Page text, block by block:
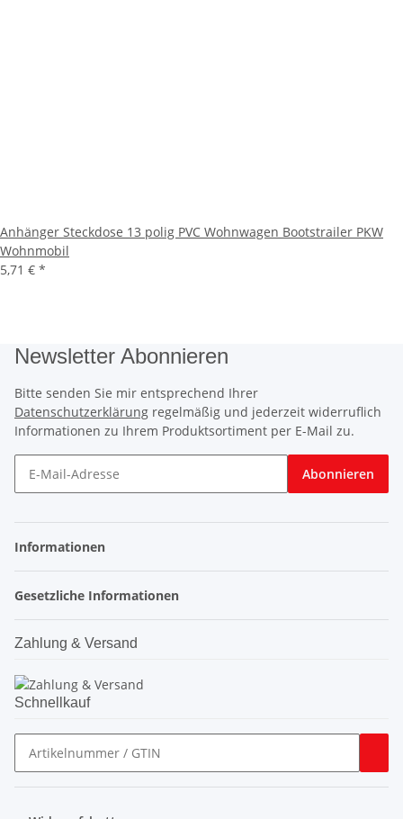
Anhänger Steckdose 13 polig PVC Wohnwagen Bootstrailer PKW
Wohnmobil
5,71 € *
Newsletter Abonnieren
Bitte senden Sie mir entsprechend Ihrer
Datenschutzerklärung regelmäßig und jederzeit widerruflich
Informationen zu Ihrem Produktsortiment per E-Mail zu.
Abonnieren
Informationen
Gesetzliche Informationen
Zahlung & Versand
Schnellkauf